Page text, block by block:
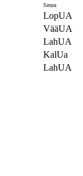
Seura
LopUA
VääUA
LahUA
KalUa
LahUA